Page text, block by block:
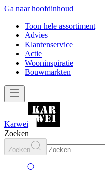
Ga naar hoofdinhoud
Toon hele assortiment
Advies
Klantenservice
Actie
Wooninspiratie
Bouwmarkten
Karwei
Zoeken
Zoeken